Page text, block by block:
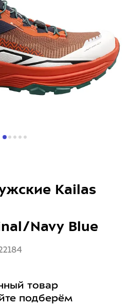
Kailas
Navy Blue
товар
подберём